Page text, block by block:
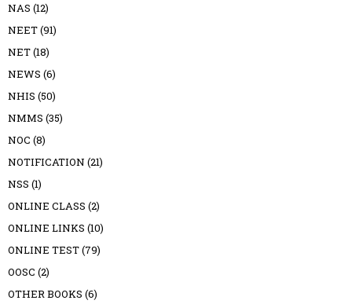
NAS (12)
NEET(91)
NET(18)
NEWS (6)
NHIS (50)
NMMS (35)
NOC (8)
NOTIFICATION (21)
NSS (1)
ONLINE CLASS (2)
ONLINE LINKS (10)
ONLINE TEST(79)
OOSC (2)
OTHER BOOKS (6)